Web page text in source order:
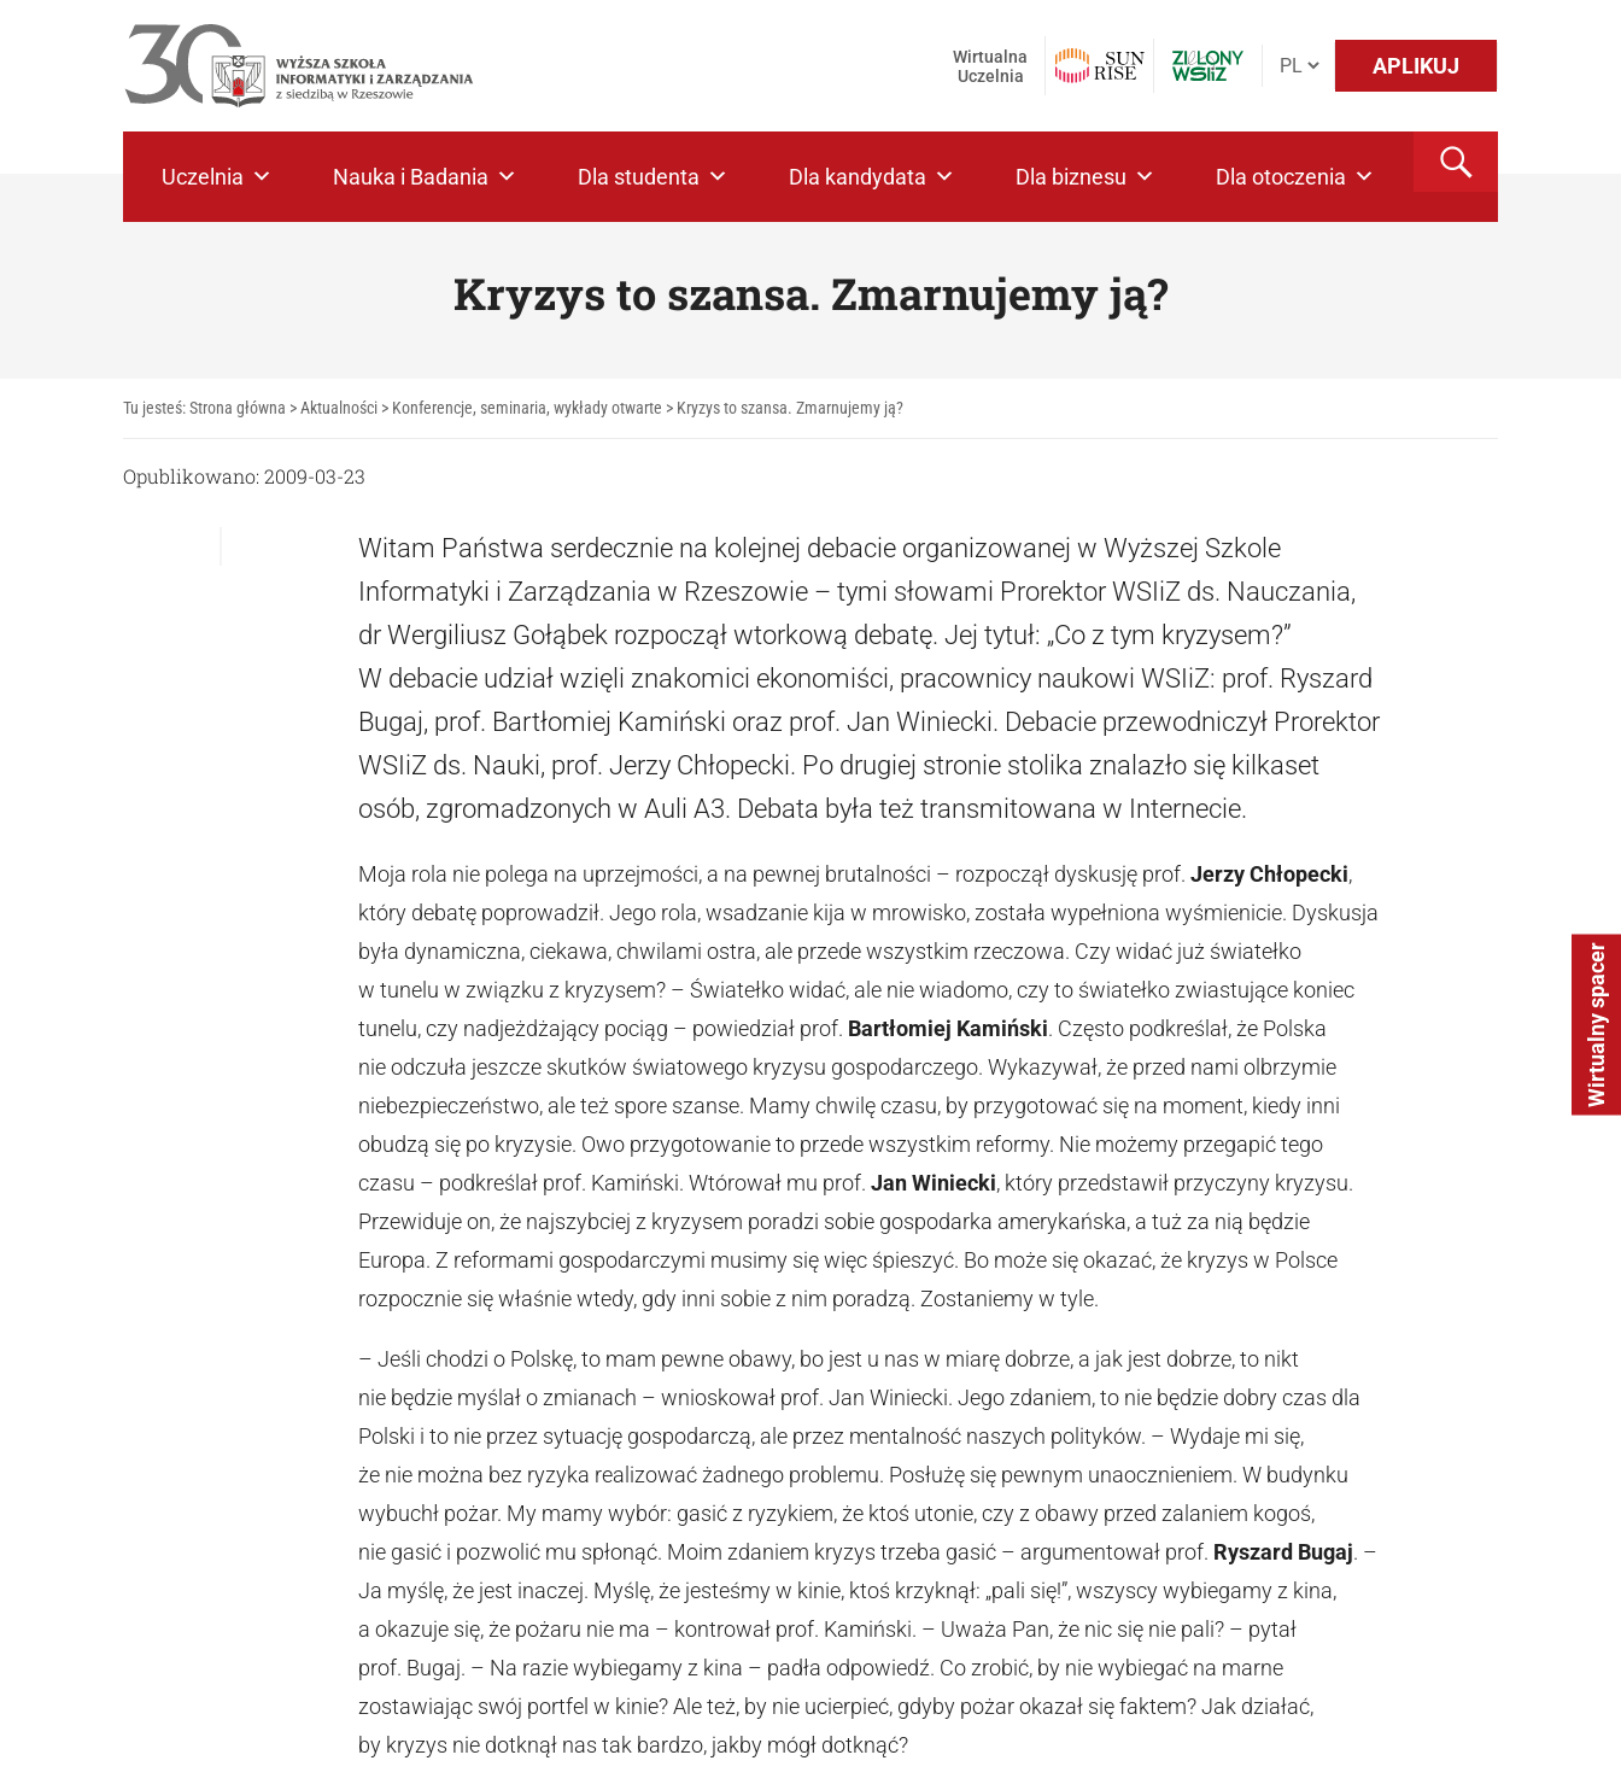
Wirtualny spacer
APLIKUJ
Wirtualna
Uczelnia
Uczelnia Nauka i Badania Dla studenta Dla kandydata Dla biznesu Dla otoczenia
Kryzys to szansa. Zmarnujemy ją?
Tu jesteś:Strona główna >Aktualności > Konferencje, seminaria, wykłady otwarte > Kryzys to szansa. Zmarnujemy ją?
Opublikowano: 2009-03-23
Witam Państwa serdecznie na kolejnej debacie organizowanej w Wyższej Szkole
Informatyki i Zarządzania w Rzeszowie – tymi słowami Prorektor WSIiZ ds. Nauczania,
dr Wergiliusz Gołąbek rozpoczął wtorkową debatę. Jej tytuł: „Co z tym kryzysem?”
W debacie udział wzięli znakomici ekonomiści, pracownicy naukowi WSIiZ: prof. Ryszard
Bugaj, prof. Bartłomiej Kamiński oraz prof. Jan Winiecki. Debacie przewodniczył Prorektor
WSIiZ ds. Nauki, prof. Jerzy Chłopecki. Po drugiej stronie stolika znalazło się kilkaset
osób, zgromadzonych w Auli A3. Debata była też transmitowana w Internecie.
Moja rola nie polega na uprzejmości, a na pewnej brutalności – rozpoczął dyskusję prof. Jerzy Chłopecki,
który debatę poprowadził. Jego rola, wsadzanie kija w mrowisko, została wypełniona wyśmienicie. Dyskusja
była dynamiczna, ciekawa, chwilami ostra, ale przede wszystkim rzeczowa. Czy widać już światełko
w tunelu w związku z kryzysem? – Światełko widać, ale nie wiadomo, czy to światełko zwiastujące koniec
tunelu, czy nadjeżdżający pociąg – powiedział prof. Bartłomiej Kamiński. Często podkreślał, że Polska
nie odczuła jeszcze skutków światowego kryzysu gospodarczego. Wykazywał, że przed nami olbrzymie
niebezpieczeństwo, ale też spore szanse. Mamy chwilę czasu, by przygotować się na moment, kiedy inni
obudzą się po kryzysie. Owo przygotowanie to przede wszystkim reformy. Nie możemy przegapić tego
czasu – podkreślał prof. Kamiński. Wtórował mu prof. Jan Winiecki, który przedstawił przyczyny kryzysu.
Przewiduje on, że najszybciej z kryzysem poradzi sobie gospodarka amerykańska, a tuż za nią będzie
Europa. Z reformami gospodarczymi musimy się więc śpieszyć. Bo może się okazać, że kryzys w Polsce
rozpocznie się właśnie wtedy, gdy inni sobie z nim poradzą. Zostaniemy w tyle.
– Jeśli chodzi o Polskę, to mam pewne obawy, bo jest u nas w miarę dobrze, a jak jest dobrze, to nikt
nie będzie myślał o zmianach – wnioskował prof. Jan Winiecki. Jego zdaniem, to nie będzie dobry czas dla
Polski i to nie przez sytuację gospodarczą, ale przez mentalność naszych polityków. – Wydaje mi się,
że nie można bez ryzyka realizować żadnego problemu. Posłużę się pewnym unaocznieniem. W budynku
wybuchł pożar. My mamy wybór: gasić z ryzykiem, że ktoś utonie, czy z obawy przed zalaniem kogoś,
nie gasić i pozwolić mu spłonąć. Moim zdaniem kryzys trzeba gasić – argumentował prof. Ryszard Bugaj. –
Ja myślę, że jest inaczej. Myślę, że jesteśmy w kinie, ktoś krzyknął: „pali się!”, wszyscy wybiegamy z kina,
a okazuje się, że pożaru nie ma – kontrował prof. Kamiński. – Uważa Pan, że nic się nie pali? – pytał
prof. Bugaj. – Na razie wybiegamy z kina – padła odpowiedź. Co zrobić, by nie wybiegać na marne
zostawiając swój portfel w kinie? Ale też, by nie ucierpieć, gdyby pożar okazał się faktem? Jak działać,
by kryzys nie dotknął nas tak bardzo, jakby mógł dotknąć?